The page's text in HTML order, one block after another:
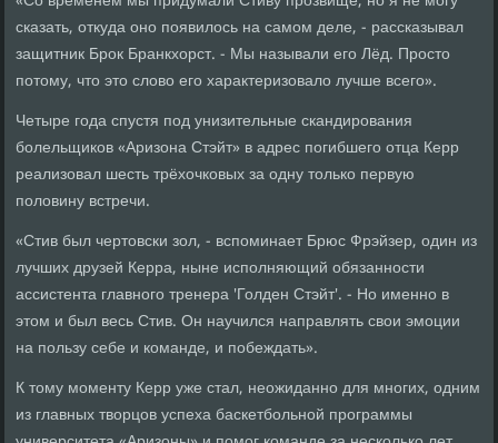
сказать, откуда оно появилось на самом деле, - рассказывал
защитник Брок Бранкхорст. - Мы называли его Лёд. Просто
потому, что это слово его характеризовало лучше всего».
Четыре года спустя под унизительные скандирования
болельщиков «Аризона Стэйт» в адрес погибшего отца Керр
реализовал шесть трёхочковых за одну только первую
половину встречи.
«Стив был чертовски зол, - вспоминает Брюс Фрэйзер, один из
лучших друзей Керра, ныне исполняющий обязанности
ассистента главного тренера 'Голден Стэйт'. - Но именно в
этом и был весь Стив. Он научился направлять свои эмоции
на пользу себе и команде, и побеждать».
К тому моменту Керр уже стал, неожиданно для многих, одним
из главных творцов успеха баскетбольной программы